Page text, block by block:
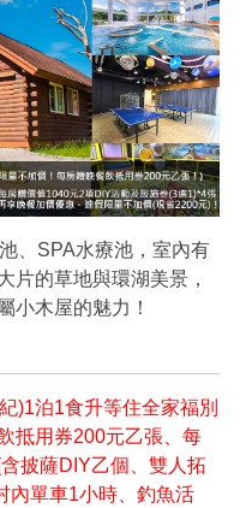
、SPA水療池，室內有
片的草地與環湖美景，
小木屋的魅力！
)1泊1食升等住全家福別
抵用券200元乙張、每
披薩DIY乙個、雙人拓
內單車1小時、釣魚活